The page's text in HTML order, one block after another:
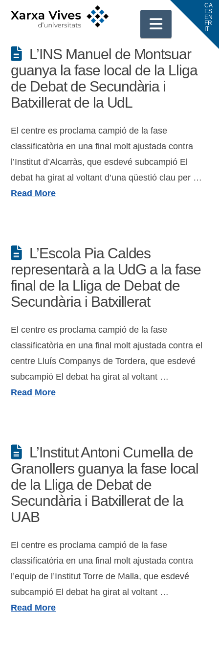
L’INS Manuel de Montsuar
guanya la fase local de la Lliga
de Debat de Secundària i
Batxillerat de la UdL
El centre es proclama campió de la fase
classificatòria en una final molt ajustada contra
l’Institut d’Alcarràs, que esdevé subcampió El
debat ha girat al voltant d’una qüestió clau per …
Read More
L’Escola Pia Caldes
representarà a la UdG a la fase
final de la Lliga de Debat de
Secundària i Batxillerat
El centre es proclama campió de la fase
classificatòria en una final molt ajustada contra el
centre Lluís Companys de Tordera, que esdevé
subcampió El debat ha girat al voltant …
Read More
L’Institut Antoni Cumella de
Granollers guanya la fase local
de la Lliga de Debat de
Secundària i Batxillerat de la
UAB
El centre es proclama campió de la fase
classificatòria en una final molt ajustada contra
l’equip de l’Institut Torre de Malla, que esdevé
subcampió El debat ha girat al voltant …
Read More